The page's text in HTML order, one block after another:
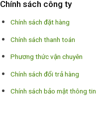
Chính sách công ty
Chính sách đặt hàng
Chính sách thanh toán
Phương thức vận chuyên
Chính sách đổi trả hàng
Chính sách bảo mật thông tin